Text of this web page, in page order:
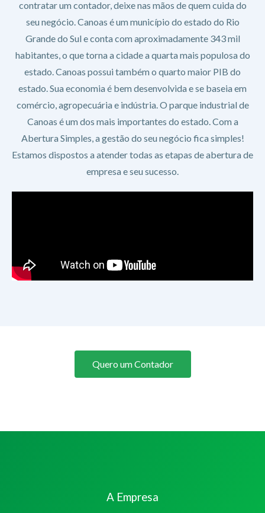
contratar um contador, deixe nas mãos de quem cuida do
seu negócio. Canoas é um município do estado do Rio
Grande do Sul e conta com aproximadamente 343 mil
habitantes, o que torna a cidade a quarta mais populosa do
estado. Canoas possui também o quarto maior PIB do
estado. Sua economia é bem desenvolvida e se baseia em
comércio, agropecuária e indústria. O parque industrial de
Canoas é um dos mais importantes do estado. Com a
Abertura Simples, a gestão do seu negócio fica simples!
Estamos dispostos a atender todas as etapas de abertura de
empresa e seu sucesso.
Quero um Contador
A Empresa